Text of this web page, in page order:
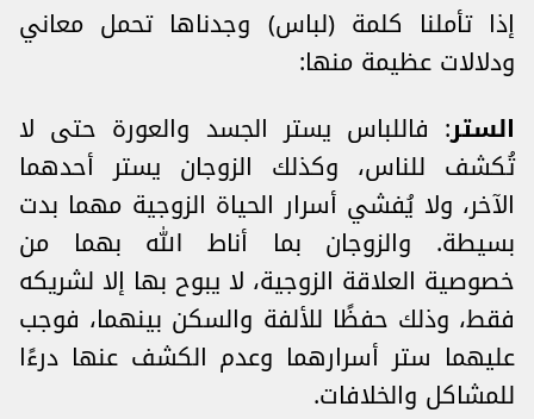
إذا تأملنا كلمة (لباس) وجدناها تحمل معاني
ودلالات عظيمة منها:
الستر: فاللباس يستر الجسد والعورة حتى لا
تُكشف للناس، وكذلك الزوجان يستر أحدهما
الآخر، ولا يُفشي أسرار الحياة الزوجية مهما بدت
بسيطة. والزوجان بما أناط الله بهما من
خصوصية العلاقة الزوجية، لا يبوح بها إلا لشريكه
فقط، وذلك حفظًا للألفة والسكن بينهما، فوجب
عليهما ستر أسرارهما وعدم الكشف عنها درءًا
للمشاكل والخلافات.